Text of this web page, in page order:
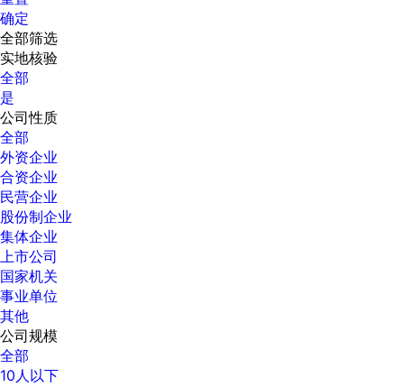
确定
全部筛选
实地核验
全部
是
公司性质
全部
外资企业
合资企业
民营企业
股份制企业
集体企业
上市公司
国家机关
事业单位
其他
公司规模
全部
10人以下